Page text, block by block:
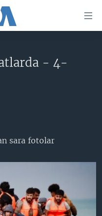
- 4-
sara fotolar